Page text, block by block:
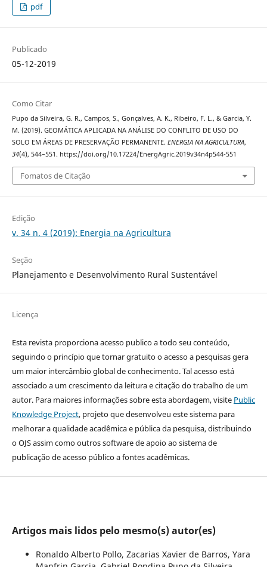
pdf
Publicado
05-12-2019
Como Citar
Pupo da Silveira, G. R., Campos, S., Gonçalves, A. K., Ribeiro, F. L., & Garcia, Y.
M. (2019). GEOMÁTICA APLICADA NA ANÁLISE DO CONFLITO DE USO DO
SOLO EM ÁREAS DE PRESERVAÇÃO PERMANENTE. ENERGIA NA AGRICULTURA,
34(4), 544–551. https://doi.org/10.17224/EnergAgric.2019v34n4p544-551
Fomatos de Citação
Edição
v. 34 n. 4 (2019): Energia na Agricultura
Seção
Planejamento e Desenvolvimento Rural Sustentável
Licença
Esta revista proporciona acesso publico a todo seu conteúdo,
seguindo o princípio que tornar gratuito o acesso a pesquisas gera
um maior intercâmbio global de conhecimento. Tal acesso está
associado a um crescimento da leitura e citação do trabalho de um
autor. Para maiores informações sobre esta abordagem, visite Public
Knowledge Project, projeto que desenvolveu este sistema para
melhorar a qualidade acadêmica e pública da pesquisa, distribuindo
o OJS assim como outros software de apoio ao sistema de
publicação de acesso público a fontes acadêmicas.
Artigos mais lidos pelo mesmo(s) autor(es)
Ronaldo Alberto Pollo, Zacarias Xavier de Barros, Yara